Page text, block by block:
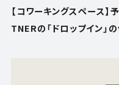
【コワーキングスペース】
TNERの「ドロップイン」